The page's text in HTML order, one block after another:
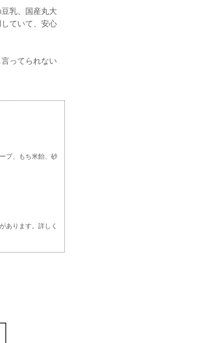
乳、国産丸大
ていて、安心
ってられない
プ、もち米飴、砂
あります。詳しく